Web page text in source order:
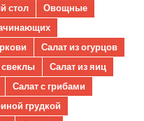
стол
Овощные
Салат из огурцов
свеклы
Салат из яиц
Салат с грибами
грудкой